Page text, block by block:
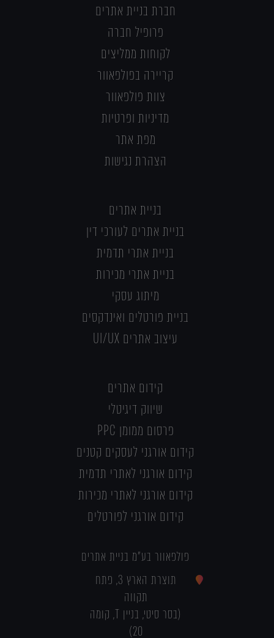
חברת בניית אתרים
פרופיל חברה
לקוחות ממליצים
קריירה בפולפאוור
צוות פולפאוור
מדיניות ופרטיות
מפת אתר
הצהרת נגישות
בניית אתרים
בניית אתרים לעורכי דין
בניית אתרי תדמית
בניית אתרי מכירות
מיתוג עסקי
בניית פורטלים ואינדקסים
עיצוב אתרים UI/UX
קידום אתרים
שיווק דיגיטלי
פרסום ממומן PPC
קידום אורגני לעסקים קטנים
קידום אורגני לאתרי תדמית
קידום אורגני לאתרי מכירות
קידום אורגני לפורטלים
פולפאוור בע"מ בניית אתרים
תוצרת הארץ 3, פתח
תקווה
(בסר סיטי, בניין T, קומה
20)